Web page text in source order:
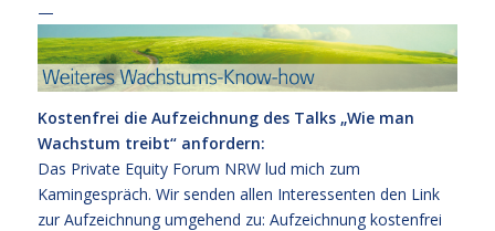
—
Kostenfrei die Aufzeichnung des Talks „Wie man
Wachstum treibt“ anfordern:
Das Private Equity Forum NRW lud mich zum
Kamingespräch. Wir senden allen Interessenten den Link
zur Aufzeichnung umgehend zu: Aufzeichnung kostenfrei